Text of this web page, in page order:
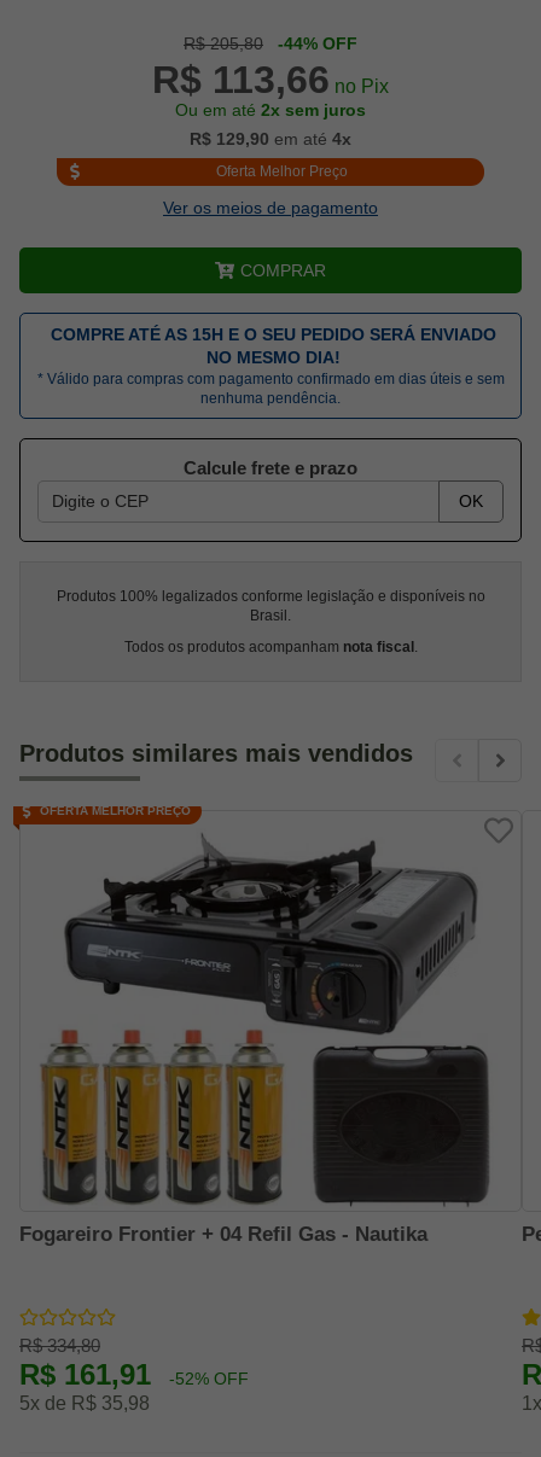
R$ 205,80 -44% OFF
R$ 113,66 no Pix
Ou em até 2x sem juros
R$ 129,90 em até 4x
Oferta Melhor Preço
Ver os meios de pagamento
COMPRAR
COMPRE ATÉ AS 15H E O SEU PEDIDO SERÁ ENVIADO
NO MESMO DIA!
* Válido para compras com pagamento confirmado em dias úteis e sem
nenhuma pendência.
Calcule frete e prazo
OK
Produtos 100% legalizados conforme legislação e disponíveis no
Brasil.
Todos os produtos acompanham nota fiscal.
Produtos similares mais vendidos
Fogareiro Frontier + 04 Refil Gas - Nautika
R$ 334,80
R$ 161,91 -52% OFF
5x de R$ 35,98
OFERTA MELHOR PREÇO